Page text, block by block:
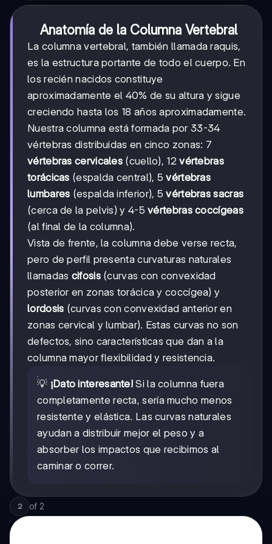
Anatomía de la Columna Vertebral
La columna vertebral, también llamada raquis,
es la estructura portante de todo el cuerpo. En
los recién nacidos constituye
aproximadamente el 40% de su altura y sigue
creciendo hasta los 18 años aproximadamente.
Nuestra columna está formada por 33-34
vértebras distribuidas en cinco zonas: 7
vértebras cervicales (cuello), 12vértebras
torácicas (espalda central), 5vértebras
lumbares (espalda inferior), 5vértebras sacras
(cerca de la pelvis) y 4-5vértebras coccígeas
(al final de la columna).
Vista de frente, la columna debe verse recta,
pero de perfil presenta curvaturas naturales
llamadas cifosis(curvas con convexidad
posterior en zonas torácica y coccígea) y
lordosis (curvas con convexidad anterior en
zonas cervical y lumbar). Estas curvas no son
defectos, sino características que dan a la
columna mayor flexibilidad y resistencia.
💡 ¡Dato interesante! Si la columna fuera
completamente recta, sería mucho menos
resistente y elástica. Las curvas naturales
ayudan a distribuir mejor el peso y a
absorber los impactos que recibimos al
caminar o correr.
2 of 2